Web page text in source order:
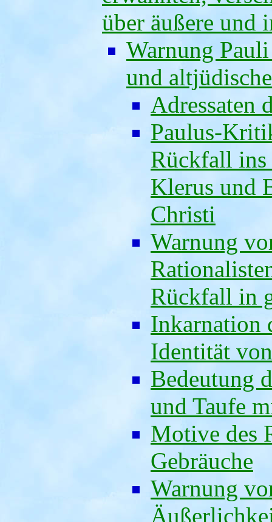
über äußere und
Warnung
und
Adressaten
Paulus-
Rückfall ins
Klerus und
Christi
Warnung
Rückfall in
Inkarnation
Identität
Bedeutung
und Taufe
Motive des
Gebräuche
Warnung